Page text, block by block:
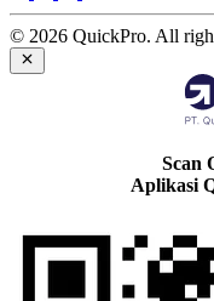
© 2026 QuickPro. All
Scan
Aplikasi